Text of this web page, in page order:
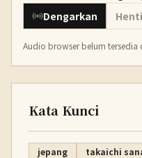
Dengarkan
Audio browser belum tersedia
Kata Kunci
jepang takaichi